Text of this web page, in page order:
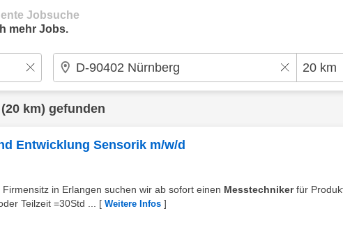
Jobsuche
mehr Jobs.
(20 km) gefunden
Entwicklung Sensorik m/w/d
in Erlangen suchen wir ab sofort einen Messtechnikerfür
Teilzeit =30Std ...
[ Weitere Infos ]